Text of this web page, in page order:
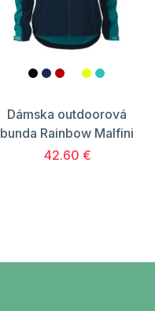
Dámska outdoorová
bunda Rainbow Malfini
42.60 €